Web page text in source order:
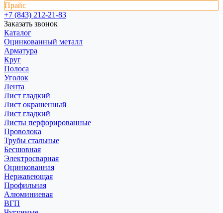
Прайс
+7 (843) 212-21-83
Заказать звонок
Каталог
Оцинкованный металл
Арматура
Круг
Полоса
Уголок
Лента
Лист гладкий
Лист окрашенный
Лист гладкий
Листы перфорированные
Проволока
Трубы стальные
Бесшовная
Электросварная
Оцинкованная
Нержавеющая
Профильная
Алюминиевая
ВГП